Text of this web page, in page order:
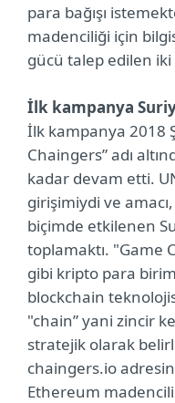
para bağışı
madenciliği için
gücü talep edilen
İlk kampanya
İlk kampanya 2018
Chaingers” adı
kadar devam etti.
girişimiydi ve
biçimde etkilenen
toplamaktı. "Game
gibi kripto para
blockchain
"chain” yani zincir
stratejik olarak
chaingers.io
Ethereum